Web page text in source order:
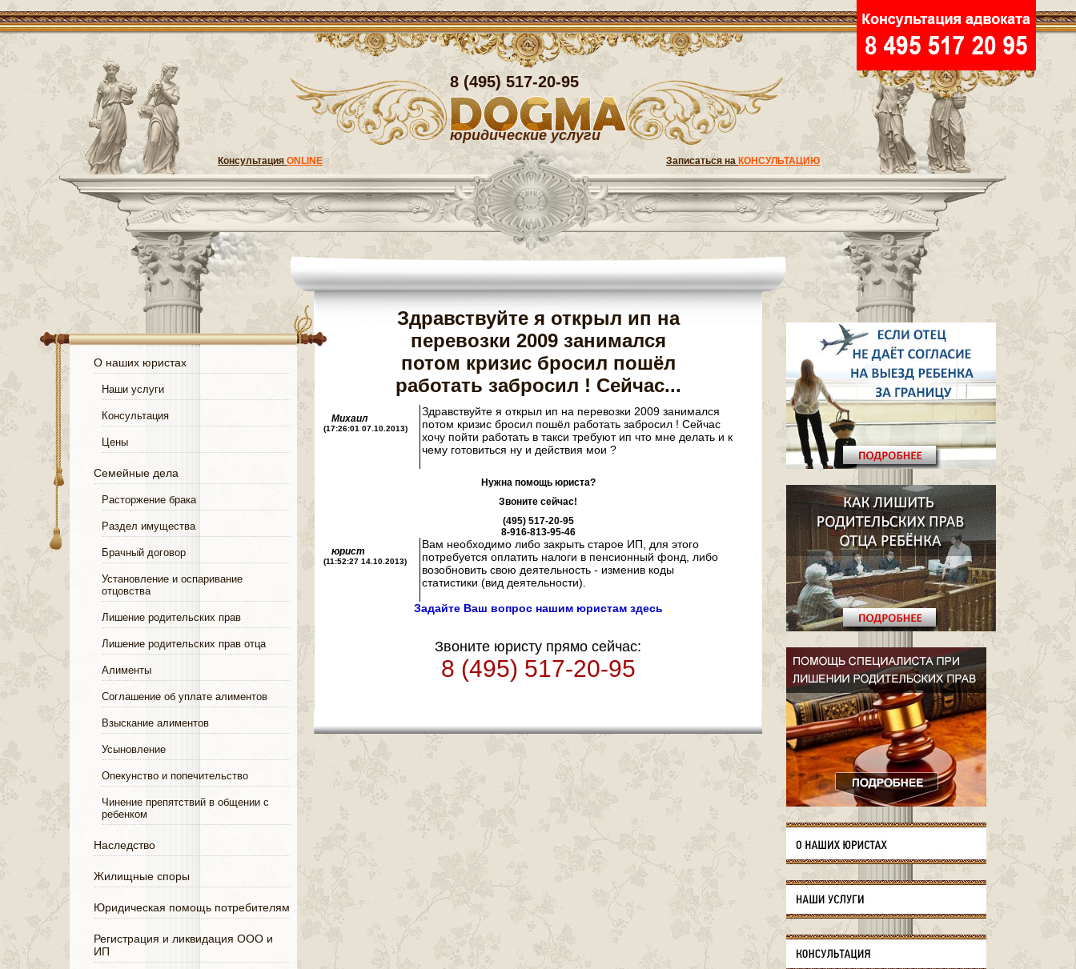
8 (495) 517-20-95
юридические услуги
Консультация ONLINE Записаться на КОНСУЛЬТАЦИЮ
О наших юристах
Наши услуги
Консультация
Цены
Семейные дела
Расторжение брака
Раздел имущества
Брачный договор
Установление и оспаривание
отцовства
Лишение родительских прав
Лишение родительских прав отца
Алименты
Соглашение об уплате алиментов
Взыскание алиментов
Усыновление
Опекунство и попечительство
Чинение препятствий в общении с
ребенком
Наследство
Жилищные споры
Юридическая помощь потребителям
Регистрация и ликвидация ООО и
ИП
Здравствуйте я открыл ип на
перевозки 2009 занимался
потом кризис бросил пошёл
работать забросил ! Сейчас...
Михаил
(17:26:01 07.10.2013)
Здравствуйте я открыл ип на перевозки 2009 занимался
потом кризис бросил пошёл работать забросил ! Сейчас
хочу пойти работать в такси требуют ип что мне делать и к
чему готовиться ну и действия мои ?
Нужна помощь юриста?
Звоните сейчас!
(495) 517-20-95
8-916-813-95-46
юрист
(11:52:27 14.10.2013)
Вам необходимо либо закрыть старое ИП, для этого
потребуется оплатить налоги в пенсионный фонд, либо
возобновить свою деятельность - изменив коды
статистики (вид деятельности).
Задайте Ваш вопрос нашим юристам здесь
Звоните юристу прямо сейчас:
8 (495) 517-20-95